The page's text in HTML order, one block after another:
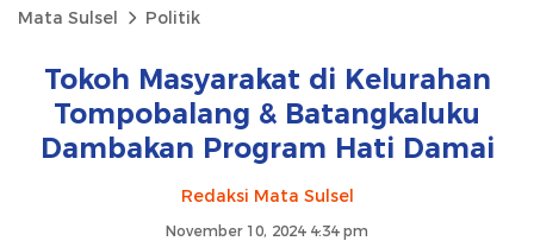
Mata Sulsel Politik
Tokoh Masyarakat di Kelurahan
Tompobalang & Batangkaluku
Dambakan Program Hati Damai
Redaksi Mata Sulsel
November 10, 2024 4:34 pm